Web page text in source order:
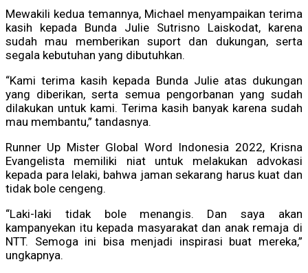
Mewakili kedua temannya, Michael menyampaikan terima
kasih kepada Bunda Julie Sutrisno Laiskodat, karena
sudah mau memberikan suport dan dukungan, serta
segala kebutuhan yang dibutuhkan.
“Kami terima kasih kepada Bunda Julie atas dukungan
yang diberikan, serta semua pengorbanan yang sudah
dilakukan untuk kami. Terima kasih banyak karena sudah
mau membantu,” tandasnya.
Runner Up Mister Global Word Indonesia 2022, Krisna
Evangelista memiliki niat untuk melakukan advokasi
kepada para lelaki, bahwa jaman sekarang harus kuat dan
tidak bole cengeng.
“Laki-laki tidak bole menangis. Dan saya akan
kampanyekan itu kepada masyarakat dan anak remaja di
NTT. Semoga ini bisa menjadi inspirasi buat mereka,”
ungkapnya.